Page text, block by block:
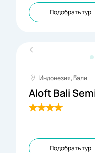
Подобрать тур
Индонезия, Бали
Aloft Bali
Подобрать тур